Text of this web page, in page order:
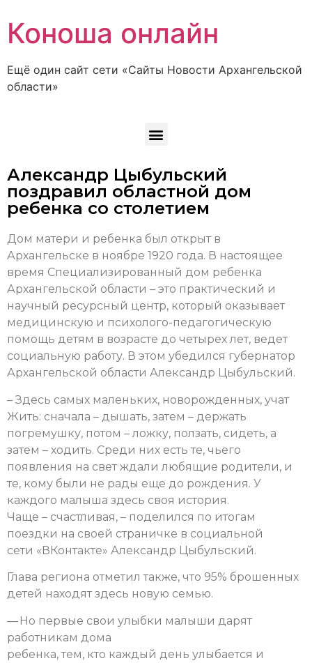
Коноша онлайн
Ещё один сайт сети «Сайты Новости Архангельской
области»
Александр Цыбульский
поздравил областной дом
ребенка со столетием
Дом матери и ребенка был открыт в
Архангельске в ноябре 1920 года. В настоящее
время Специализированный дом ребенка
Архангельской области – это практический и
научный ресурсный центр, который оказывает
медицинскую и психолого-педагогическую
помощь детям в возрасте до четырех лет, ведет
социальную работу. В этом убедился губернатор
Архангельской области Александр Цыбульский.
– Здесь самых маленьких, новорожденных, учат
Жить: сначала – дышать, затем – держать
погремушку, потом – ложку, ползать, сидеть, а
затем – ходить. Среди них есть те, чьего
появления на свет ждали любящие родители, и
те, кому были не рады еще до рождения. У
каждого малыша здесь своя история.
Чаще – счастливая, – поделился по итогам
поездки на своей страничке в социальной
сети «ВКонтакте» Александр Цыбульский.
Глава региона отметил также, что 95% брошенных
детей находят здесь новую семью.
— Но первые свои улыбки малыши дарят
работникам дома
ребенка, тем, кто каждый день улыбается и